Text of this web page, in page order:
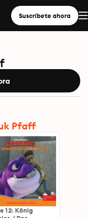
Suscríbete ahora
Pfaff
12: König